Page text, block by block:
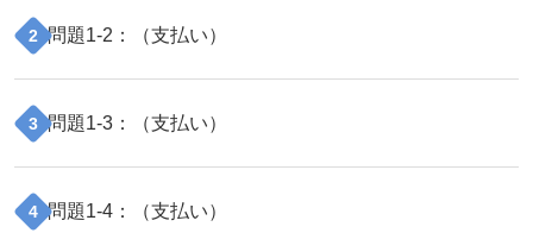
2 問題1-2 ：（支払い）
3 問題1-3 ：（支払い）
4 問題1-4 ：（支払い）